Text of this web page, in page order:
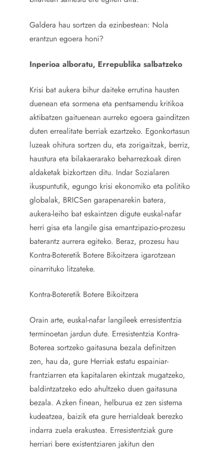
Galdera hau sortzen da ezinbestean: Nola
erantzun egoera honi?
Inperioa alboratu, Errepublika salbatzeko
Krisi bat aukera bihur daiteke errutina hausten
duenean eta sormena eta pentsamendu kritikoa
aktibatzen gaituenean aurreko egoera gainditzen
duten errealitate berriak ezartzeko. Egonkortasun
luzeak ohitura sortzen du, eta zorigaitzak, berriz,
haustura eta bilakaerarako beharrezkoak diren
aldaketak bizkortzen ditu. Indar Sozialaren
ikuspuntutik, egungo krisi ekonomiko eta politiko
globalak, BRICSen garapenarekin batera,
aukera-leiho bat eskaintzen digute euskal-nafar
herri gisa eta langile gisa emantzipazio-prozesu
baterantz aurrera egiteko. Beraz, prozesu hau
Kontra-Boteretik Botere Bikoitzera igarotzean
oinarrituko litzateke.
Kontra-Boteretik Botere Bikoitzera
Orain arte, euskal-nafar langileek erresistentzia
terminoetan jardun dute. Erresistentzia Kontra-
Boterea sortzeko gaitasuna bezala definitzen
zen, hau da, gure Herriak estatu espainiar-
frantziarren eta kapitalaren ekintzak mugatzeko,
baldintzatzeko edo ahultzeko duen gaitasuna
bezala. Azken finean, helburua ez zen sistema
kudeatzea, baizik eta gure herrialdeak berezko
indarra zuela erakustea. Erresistentziak gure
herriari bere existentziaren jakitun den